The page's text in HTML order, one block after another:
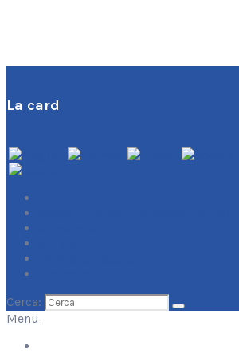
La card
Cerca:
Menu